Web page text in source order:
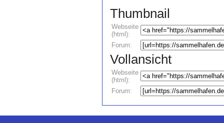
Thumbnail
Webseite
(html):
Forum:
Vollansicht
Webseite
(html):
Forum: